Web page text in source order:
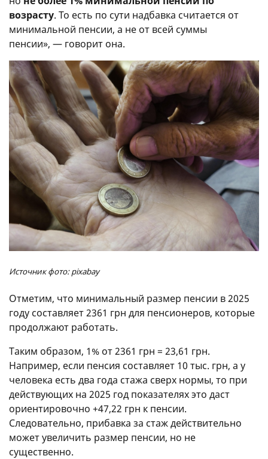
возрасту. То есть по сути надбавка считается от
минимальной пенсии, а не от всей суммы
пенсии», — говорит она.
Источник фото: pixabay
Отметим, что минимальный размер пенсии в 2025
году составляет 2361 грн для пенсионеров, которые
продолжают работать.
Таким образом, 1% от 2361 грн = 23,61 грн.
Например, если пенсия составляет 10 тыс. грн, а у
человека есть два года стажа сверх нормы, то при
действующих на 2025 год показателях это даст
ориентировочно +47,22 грн к пенсии.
Следовательно, прибавка за стаж действительно
может увеличить размер пенсии, но не
существенно.